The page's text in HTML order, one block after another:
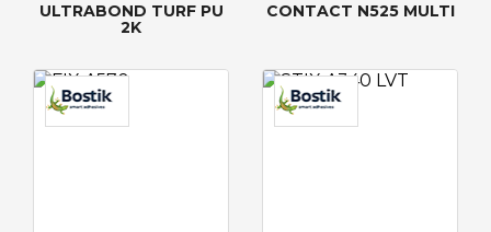
ULTRABOND TURF PU
2K
CONTACT N525 MULTI